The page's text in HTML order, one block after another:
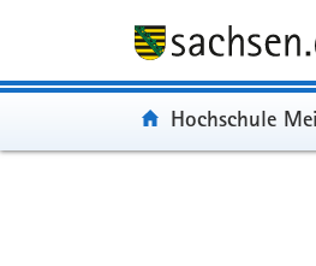
Portal:
Hochschule